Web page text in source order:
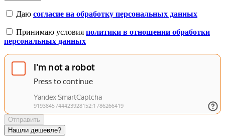
Даю согласие на обработку персональных данных
Принимаю условия политики в отношении обработки
персональных данных
Отправить
Нашли дешевле?